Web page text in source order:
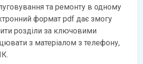
та ремонту в одному
формат pdf дає змогу
розділи за ключовими
з матеріалом з телефону,